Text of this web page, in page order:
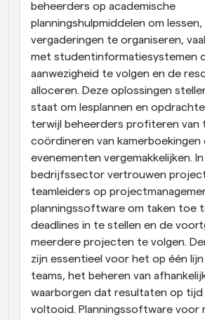
beheerders op academische
planningshulpmiddelen om lessen,
vergaderingen te organiseren,
met studentinformatiesystemen
aanwezigheid te volgen en de
alloceren. Deze oplossingen
staat om lesplannen en
terwijl beheerders profiteren van
coördineren van kamerboekingen
evenementen vergemakkelijken.
bedrijfssector vertrouwen
teamleiders op
planningssoftware om taken toe
deadlines in te stellen en de
meerdere projecten te volgen.
zijn essentieel voor het op één
teams, het beheren van
waarborgen dat resultaten op
voltooid. Planningssoftware voor